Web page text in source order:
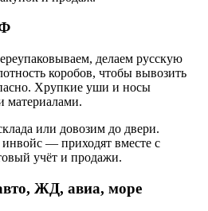
делаем русскую
коробов, чтобы вывозить
Хрупкие уши и носы
материалами.
или довозим до двери.
— приходят вместе с
учёт и продажи.
ЖД, авиа, море